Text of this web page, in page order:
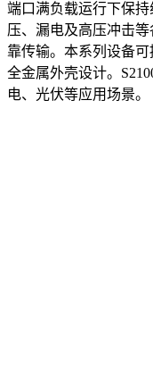
端口满负载运行下保
压、漏电及高压冲击
靠传输。本系列设备
全金属外壳设计。
电、光伏等应用场景。